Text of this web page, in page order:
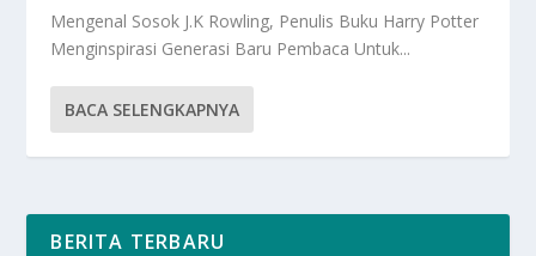
Mengenal Sosok J.K Rowling, Penulis Buku Harry Potter
Menginspirasi Generasi Baru Pembaca Untuk...
BACA SELENGKAPNYA
BERITA TERBARU